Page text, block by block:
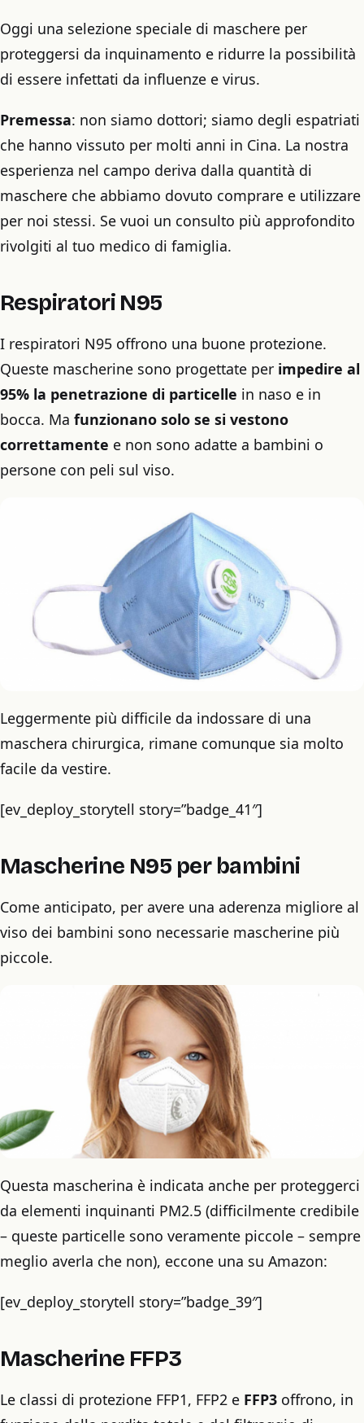
Oggi una selezione speciale di maschere per
proteggersi da inquinamento e ridurre la possibilità
di essere infettati da influenze e virus.
Premessa: non siamo dottori; siamo degli espatriati
che hanno vissuto per molti anni in Cina. La nostra
esperienza nel campo deriva dalla quantità di
maschere che abbiamo dovuto comprare e utilizzare
per noi stessi. Se vuoi un consulto più approfondito
rivolgiti al tuo medico di famiglia.
Respiratori N95
I respiratori N95 offrono una buone protezione.
Queste mascherine sono progettate per impedire al
95% la penetrazione di particelle in naso e in
bocca. Ma funzionano solo se si vestono
correttamente e non sono adatte a bambini o
persone con peli sul viso.
Leggermente più difficile da indossare di una
maschera chirurgica, rimane comunque sia molto
facile da vestire.
[ev_deploy_storytell story=”badge_41″]
Mascherine N95 per bambini
Come anticipato, per avere una aderenza migliore al
viso dei bambini sono necessarie mascherine più
piccole.
Questa mascherina è indicata anche per proteggerci
da elementi inquinanti PM2.5 (difficilmente credibile
– queste particelle sono veramente piccole – sempre
meglio averla che non), eccone una su Amazon:
[ev_deploy_storytell story=”badge_39″]
Mascherine FFP3
Le classi di protezione FFP1, FFP2 e FFP3 offrono, in